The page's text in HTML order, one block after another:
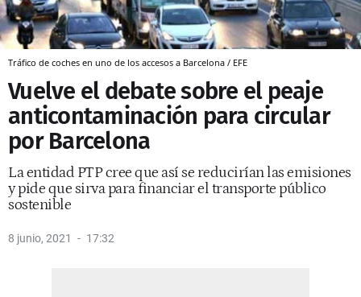
Tráfico de coches en uno de los accesos a Barcelona / EFE
Vuelve el debate sobre el peaje
anticontaminación para circular
por Barcelona
La entidad PTP cree que así se reducirían las emisiones
y pide que sirva para financiar el transporte público
sostenible
8 junio, 2021 17:32